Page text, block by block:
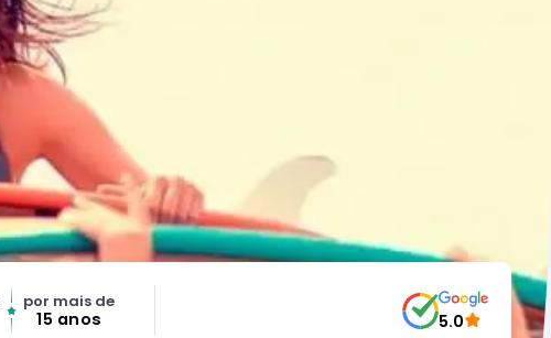
por mais de
15 anos 5.0